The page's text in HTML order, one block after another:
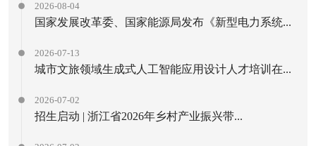
2026-08-04
国家发展改革委、国家能源局发布《新型电力系统...
2026-07-13
城市文旅领域生成式人工智能应用设计人才培训在...
2026-07-02
招生启动 | 浙江省2026年乡村产业振兴带...